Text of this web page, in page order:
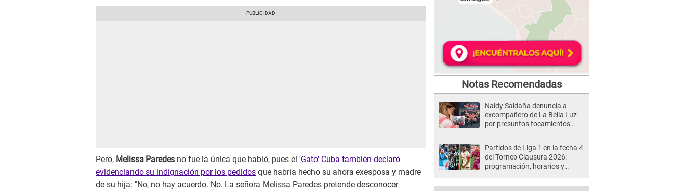
Pero, Melissa Paredes no fue la única que habló, pues el 'Gato' Cuba también declaró
evidenciando su indignación por los pedidos que habría hecho su ahora exesposa y madre
de su hija: "No, no hay acuerdo. No. La señora Melissa Paredes pretende desconocer
Notas Recomendadas
Naldy Saldaña denuncia a
excompañero de La Bella Luz
por presuntos tocamientos
Partidos de Liga 1 en la fecha 4
del Torneo Clausura 2026:
programación, horarios y